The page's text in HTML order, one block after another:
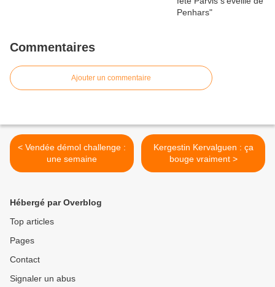
Commentaires
Ajouter un commentaire
< Vendée démol challenge :
une semaine
Kergestin Kervalguen : ça
bouge vraiment >
Hébergé par Overblog
Top articles
Pages
Contact
Signaler un abus